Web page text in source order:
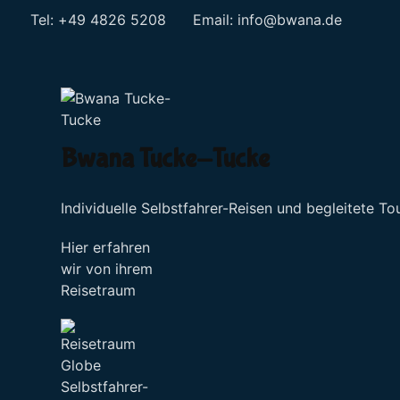
Tel: +49 4826 5208 Email: info@bwana.de
Bwana Tucke-Tucke
Individuelle Selbstfahrer-Reisen und begleitete
Hier erfahren
wir von ihrem
Reisetraum
Selbstfahrer-